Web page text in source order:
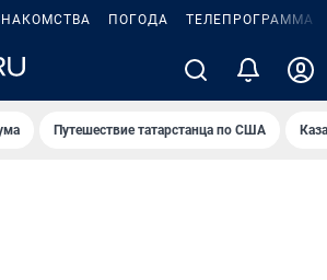
ПОГОДА ТЕЛЕПРОГРАММА
Путешествие татарстанца по США